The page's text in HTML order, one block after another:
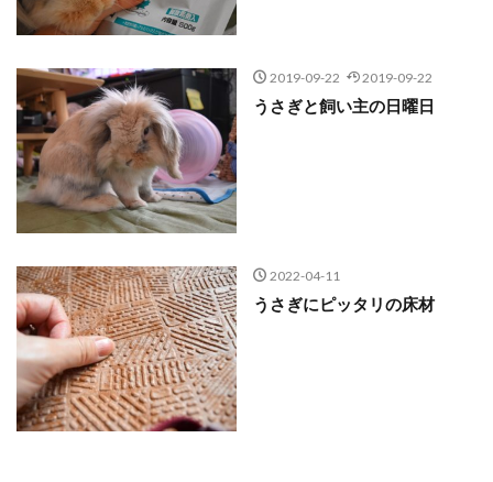
2019-09-22 2019-09-22
うさぎと飼い主の日曜日
2022-04-11
うさぎにピッタリの床材